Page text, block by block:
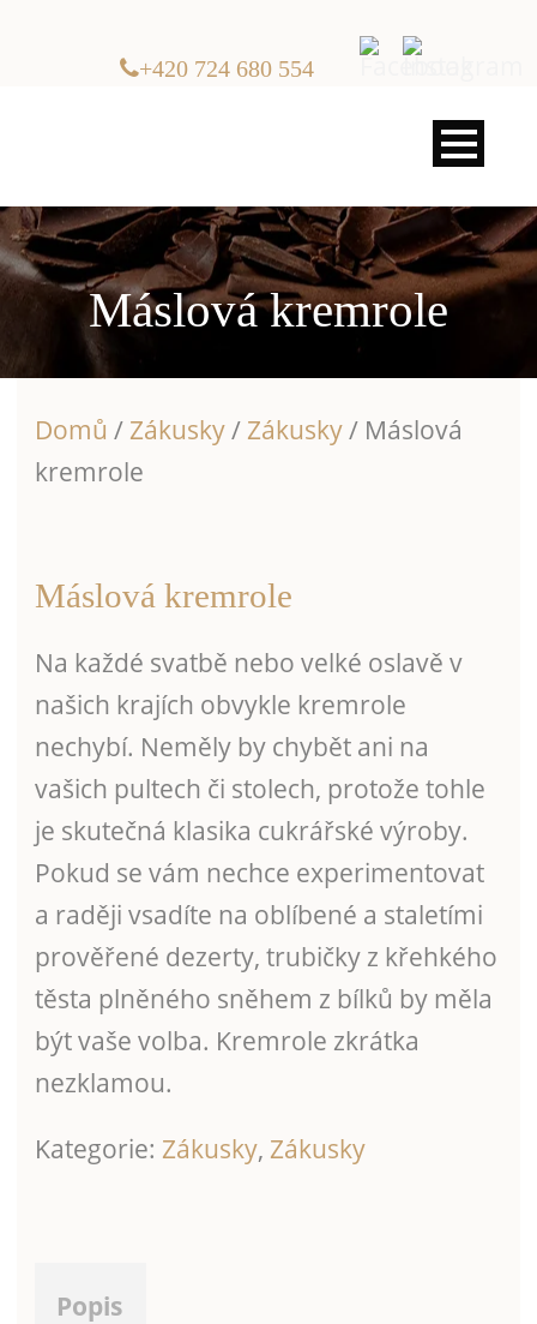
+420 724 680 554
Máslová kremrole
Domů / Zákusky/ Zákusky/ Máslová
kremrole
Máslová kremrole
Na každé svatbě nebo velké oslavě v
našich krajích obvykle kremrole
nechybí. Neměly by chybět ani na
vašich pultech či stolech, protože tohle
je skutečná klasika cukrářské výroby.
Pokud se vám nechce experimentovat
a raději vsadíte na oblíbené a staletími
prověřené dezerty, trubičky z křehkého
těsta plněného sněhem z bílků by měla
být vaše volba. Kremrole zkrátka
nezklamou.
Kategorie: Zákusky, Zákusky
Popis